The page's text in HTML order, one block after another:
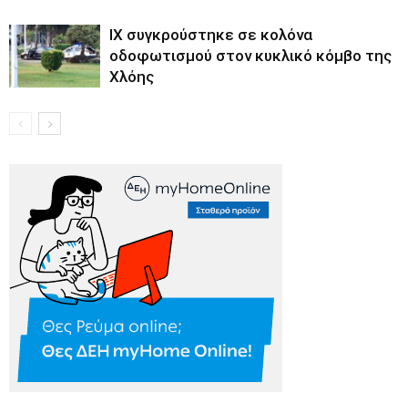
ΙΧ συγκρούστηκε σε κολόνα
οδοφωτισμού στον κυκλικό κόμβο της
Χλόης